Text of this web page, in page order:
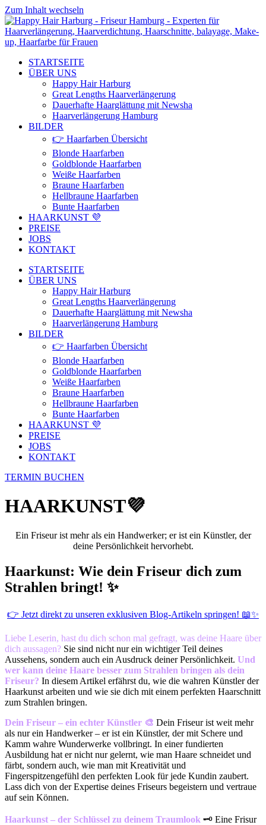
Zum Inhalt wechseln
STARTSEITE
ÜBER UNS
Happy Hair Harburg
Great Lengths Haarverlängerung
Dauerhafte Haarglättung mit Newsha
Haarverlängerung Hamburg
BILDER
👉 Haarfarben Übersicht
Blonde Haarfarben
Goldblonde Haarfarben
Weiße Haarfarben
Braune Haarfarben
Hellbraune Haarfarben
Bunte Haarfarben
HAARKUNST 💜
PREISE
JOBS
KONTAKT
STARTSEITE
ÜBER UNS
Happy Hair Harburg
Great Lengths Haarverlängerung
Dauerhafte Haarglättung mit Newsha
Haarverlängerung Hamburg
BILDER
👉 Haarfarben Übersicht
Blonde Haarfarben
Goldblonde Haarfarben
Weiße Haarfarben
Braune Haarfarben
Hellbraune Haarfarben
Bunte Haarfarben
HAARKUNST 💜
PREISE
JOBS
KONTAKT
TERMIN BUCHEN
HAARKUNST💜
Ein Friseur ist mehr als ein Handwerker; er ist ein Künstler, der
deine Persönlichkeit hervorhebt.
Haarkunst: Wie dein Friseur dich zum
Strahlen bringt! ✨
👉 Jetzt direkt zu unseren exklusiven Blog-Artikeln springen! 📖✨
Liebe Leserin, hast du dich schon mal gefragt, was deine Haare über
dich aussagen? Sie sind nicht nur ein wichtiger Teil deines
Aussehens, sondern auch ein Ausdruck deiner Persönlichkeit. Und
wer kann deine Haare besser zum Strahlen bringen als dein
Friseur? In diesem Artikel erfährst du, wie die wahren Künstler der
Haarkunst arbeiten und wie sie dich mit einem perfekten Haarschnitt
zum Strahlen bringen.
Dein Friseur – ein echter Künstler 🎨 Dein Friseur ist weit mehr
als nur ein Handwerker – er ist ein Künstler, der mit Schere und
Kamm wahre Wunderwerke vollbringt. In einer fundierten
Ausbildung hat er nicht nur gelernt, wie man Haare schneidet und
färbt, sondern auch, wie man mit Kreativität und
Fingerspitzengefühl den perfekten Look für jede Kundin zaubert.
Lass dich von der Expertise deines Friseurs begeistern und vertraue
auf sein Können.
Haarkunst – der Schlüssel zu deinem Traumlook 🗝️ Eine Frisur